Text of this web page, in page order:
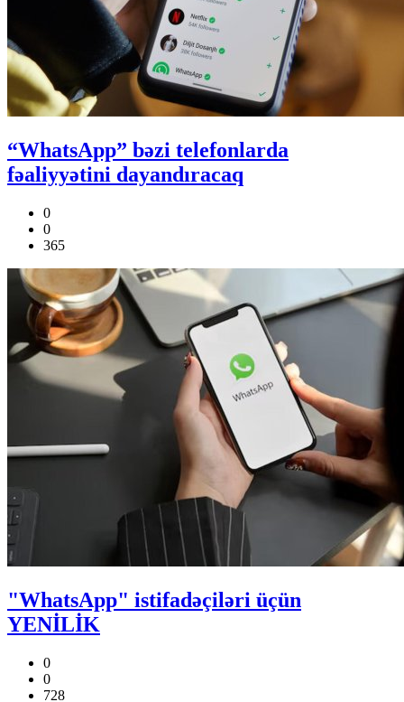
“WhatsApp” bəzi telefonlarda
fəaliyyətini dayandıracaq
0
0
365
"WhatsApp" istifadəçiləri üçün
YENİLİK
0
0
728